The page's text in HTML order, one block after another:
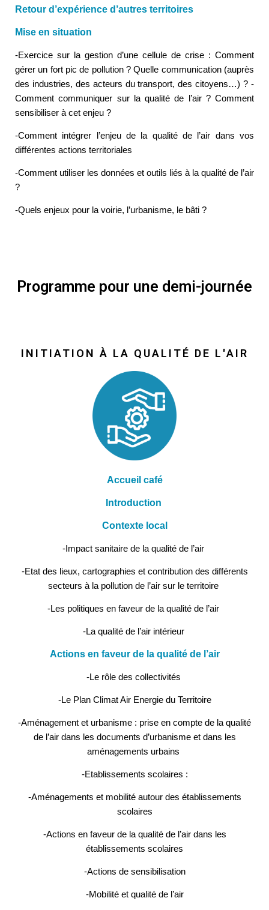
Retour d’expérience d’autres territoires
Mise en situation
-Exercice sur la gestion d’une cellule de crise : Comment
gérer un fort pic de pollution ? Quelle communication (auprès
des industries, des acteurs du transport, des citoyens…) ? -
Comment communiquer sur la qualité de l’air ? Comment
sensibiliser à cet enjeu ?
-Comment intégrer l’enjeu de la qualité de l’air dans vos
différentes actions territoriales
-Comment utiliser les données et outils liés à la qualité de l’air
?
-Quels enjeux pour la voirie, l’urbanisme, le bâti ?
Programme pour une demi-journée
INITIATION À LA QUALITÉ DE L'AIR
Accueil café
Introduction
Contexte local
-Impact sanitaire de la qualité de l’air
-Etat des lieux, cartographies et contribution des différents
secteurs à la pollution de l’air sur le territoire
-Les politiques en faveur de la qualité de l’air
-La qualité de l’air intérieur
Actions en faveur de la qualité de l’air
-Le rôle des collectivités
-Le Plan Climat Air Energie du Territoire
-Aménagement et urbanisme : prise en compte de la qualité
de l’air dans les documents d’urbanisme et dans les
aménagements urbains
-Etablissements scolaires :
-Aménagements et mobilité autour des établissements
scolaires
-Actions en faveur de la qualité de l’air dans les
établissements scolaires
-Actions de sensibilisation
-Mobilité et qualité de l’air